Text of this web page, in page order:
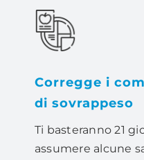
Corregge i
di sovrappeso
Ti basteranno 21
assumere alcune